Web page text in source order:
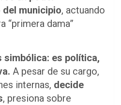
municipio, actuando
“primera dama”
simbólica: es política,
A pesar de su cargo,
internas, decide
, presiona sobre